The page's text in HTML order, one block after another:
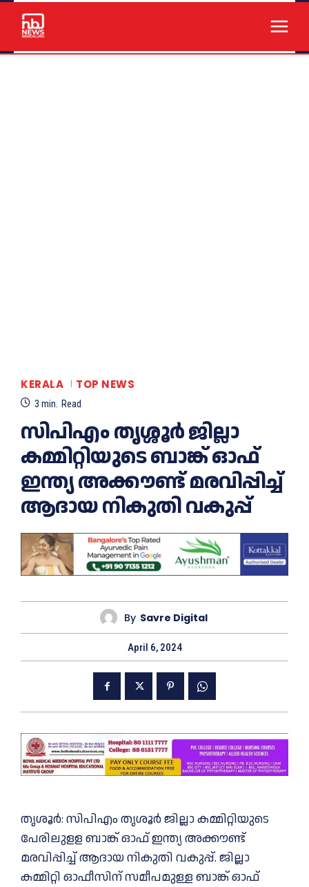
KERALA TOP NEWS
3 min. Read
സിപിഎം തൃശ്ശൂര്‍ ജില്ലാ
കമ്മിറ്റിയുടെ ബാങ്ക് ഓഫ്
ഇന്ത്യ അക്കൗണ്ട് മരവിപ്പിച്ച്
ആദായ നികുതി വകുപ്പ്
By Savre Digital
April 6, 2024
തൃശൂര്‍: സിപിഎം തൃശൂര്‍ ജില്ലാ കമ്മിറ്റിയുടെ
പേരിലുളള ബാങ്ക് ഓഫ് ഇന്ത്യ അക്കൗണ്ട്
മരവിപ്പിച്ച് ആദായ നികുതി വകുപ്പ്. ജില്ലാ
കമ്മിറ്റി ഓഫീസിന് സമീപമുള്ള ബാങ്ക് ഓഫ്